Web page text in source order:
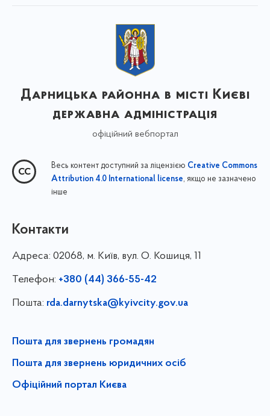
Дарницька районна в місті Києві
державна адміністрація
офіційний вебпортал
Весь контент доступний за ліцензією Creative Commons
Attribution 4.0 International license, якщо не зазначено
інше
Контакти
Адреса: 02068, м. Київ, вул. О. Кошиця, 11
Телефон: +380 (44) 366-55-42
Пошта: rda.darnytska@kyivcity.gov.ua
Пошта для звернень громадян
Пошта для звернень юридичних осіб
Офіційний портал Києва